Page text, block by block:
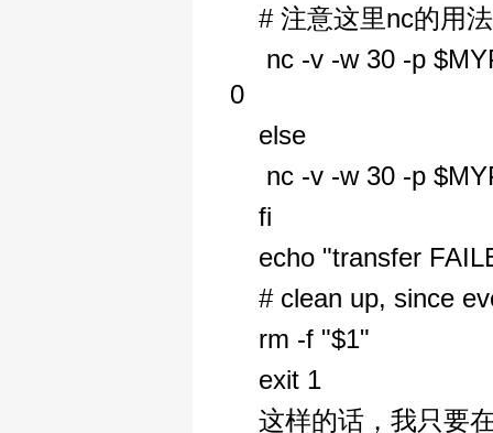
# 注意这里nc的用
nc -v -w 30 -p
0
else
nc -v -w 30 -p
fi
echo "transfer
# clean up, since
rm -f "$1"
exit 1
这样的话，我只要